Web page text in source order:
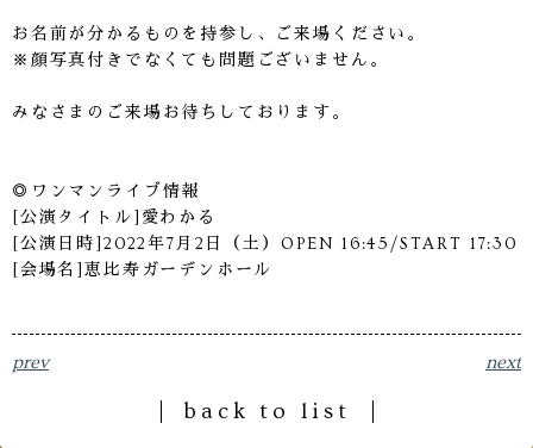
お名前が分かるものを持参し、ご来場ください。
※顔写真付きでなくても問題ございません。
みなさまのご来場お待ちしております。
◎ワンマンライブ情報
[公演タイトル]愛わかる
[公演日時]2022年7月2日（土）OPEN 16:45/START 17:30
[会場名]恵比寿ガーデンホール
next
prev
back to list